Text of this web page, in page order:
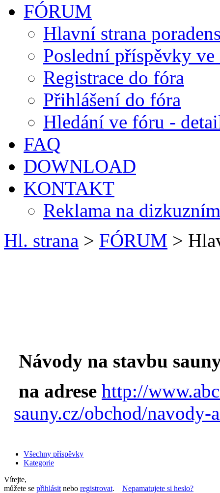
FÓRUM
Hlavní strana
Poslední příspěvky
Registrace do fóra
Přihlášení do fóra
Hledání ve fóru -
FAQ
DOWNLOAD
KONTAKT
Reklama na
Hl. strana > FÓRUM >
Návody na stavbu
na adrese http://
sauny.cz/obchod/
Všechny příspěvky
Kategorie
Vítejte,
můžete se přihlásit nebo registrovat. Nepamatujete si heslo?